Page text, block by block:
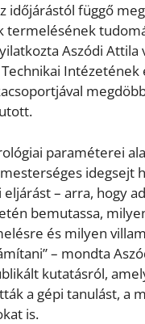
időjárástól függő
termelésének
Aszódi Attila
paraméterei
idegsejt
– arra, hogy
bemutassa,
és milyen
– mondta
kutatásról,
a gépi tanulást, a
is.